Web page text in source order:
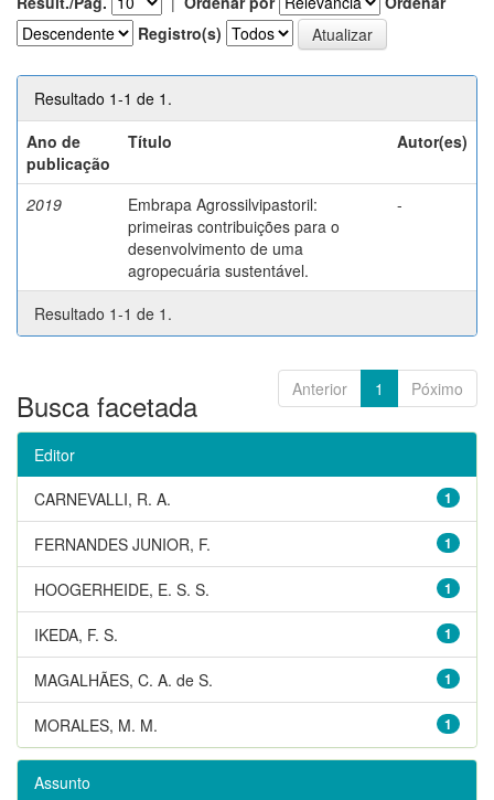
Registro(s)
Resultado 1-1 de 1.
Ano de
publicação
Título Autor(es)
2019
Embrapa Agrossilvipastoril:
primeiras contribuições para o
desenvolvimento de uma
agropecuária sustentável.
-
Resultado 1-1 de 1.
Anterior 1 Póximo
Busca facetada
Editor
1
CARNEVALLI, R. A.
1
FERNANDES JUNIOR, F.
1
HOOGERHEIDE, E. S. S.
1
IKEDA, F. S.
1
MAGALHÃES, C. A. de S.
1
MORALES, M. M.
Assunto